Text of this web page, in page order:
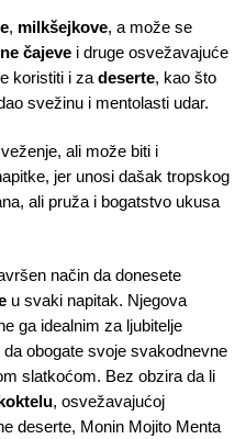
, milkšejkove, a može se
čajeve i druge osvežavajuće
koristiti i za deserte, kao što
svežinu i mentolasti udar.
ali može biti i
jer unosi dašak tropskog
ali pruža i bogatstvo ukusa
način da donesete
u svaki napitak. Njegova
ga idealnim za ljubitelje
obogate svoje svakodnevne
slatkoćom. Bez obzira da li
, osvežavajućoj
deserte, Monin Mojito Menta